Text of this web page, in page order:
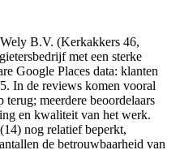
B.V. (Kerkakkers 46,
met een sterke
Google Places data: klanten
In de reviews komen vooral
meerdere beoordelaars
en kwaliteit van het werk.
nog relatief beperkt,
de betrouwbaarheid van